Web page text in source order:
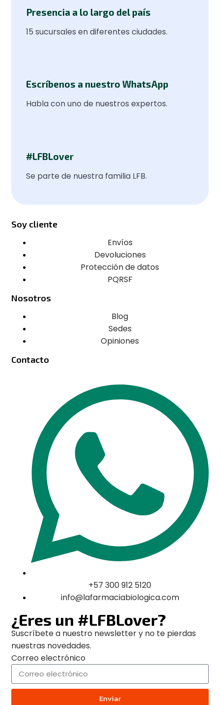
Presencia a lo largo del país
15 sucursales en diferentes ciudades.
Escríbenos a nuestro WhatsApp
Habla con uno de nuestros expertos.
#LFBLover
Se parte de nuestra familia LFB.
Soy cliente
Envíos
Devoluciones
Protección de datos
PQRSF
Nosotros
Blog
Sedes
Opiniones
Contacto
+57 300 912 5120
info@lafarmaciabiologica.com
¿Eres un #LFBLover?
Suscríbete a nuestro newsletter y no te pierdas
nuestras novedades.
Correo electrónico
Enviar